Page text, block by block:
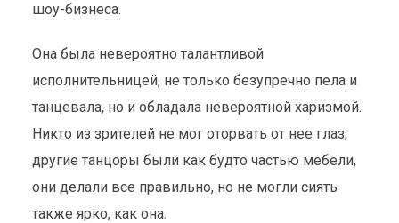
шоу-бизнеса.
Она была невероятно талантливой
исполнительницей, не только безупречно пела и
танцевала, но и обладала невероятной харизмой.
Никто из зрителей не мог оторвать от нее глаз;
другие танцоры были как будто частью мебели,
они делали все правильно, но не могли сиять
также ярко, как она.